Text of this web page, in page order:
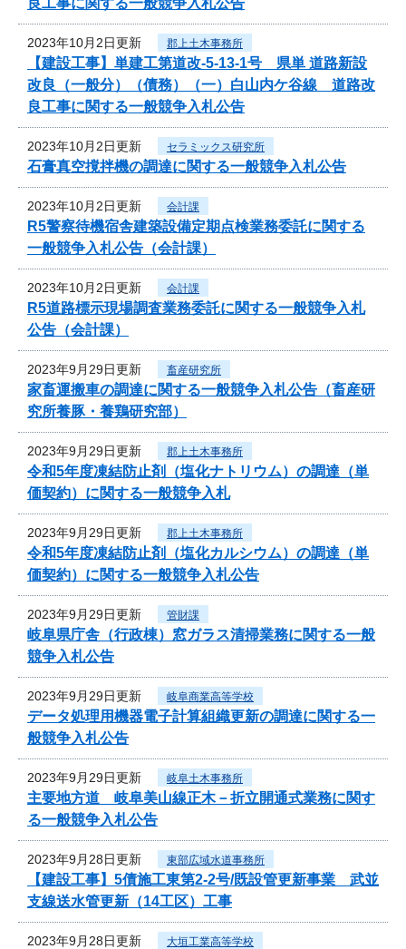
2023年10月2日更新 郡上土木事務所
【建設工事】単建工第道改-5-13-1号 県単 道路新設
改良（一般分）（債務）（一）白山内ケ谷線 道路改
良工事に関する一般競争入札公告
2023年10月2日更新 セラミックス研究所
石膏真空撹拌機の調達に関する一般競争入札公告
2023年10月2日更新 会計課
R5警察待機宿舎建築設備定期点検業務委託に関する
一般競争入札公告（会計課）
2023年10月2日更新 会計課
R5道路標示現場調査業務委託に関する一般競争入札
公告（会計課）
2023年9月29日更新 畜産研究所
家畜運搬車の調達に関する一般競争入札公告（畜産研
究所養豚・養鶏研究部）
2023年9月29日更新 郡上土木事務所
令和5年度凍結防止剤（塩化ナトリウム）の調達（単
価契約）に関する一般競争入札
2023年9月29日更新 郡上土木事務所
令和5年度凍結防止剤（塩化カルシウム）の調達（単
価契約）に関する一般競争入札公告
2023年9月29日更新 管財課
岐阜県庁舎（行政棟）窓ガラス清掃業務に関する一般
競争入札公告
2023年9月29日更新 岐阜商業高等学校
データ処理用機器電子計算組織更新の調達に関する一
般競争入札公告
2023年9月29日更新 岐阜土木事務所
主要地方道 岐阜美山線正木－折立開通式業務に関す
る一般競争入札公告
2023年9月28日更新 東部広域水道事務所
【建設工事】5債施工東第2-2号/既設管更新事業 武並
支線送水管更新（14工区）工事
2023年9月28日更新 大垣工業高等学校